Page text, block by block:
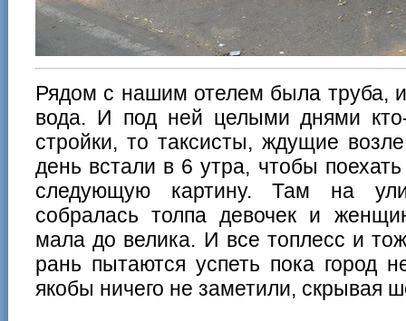
Рядом с нашим отелем была труба,
вода. И под ней целыми днями
стройки, то таксисты, ждущие
день встали в 6 утра, чтобы
следующую картину. Там на
собралась толпа девочек и
мала до велика. И все топлесс и
рань пытаются успеть пока
якобы ничего не заметили, скрывая